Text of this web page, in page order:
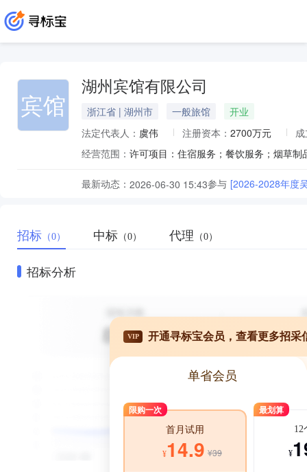
宾馆
湖州宾馆有限公司
浙江省 | 湖州市 一般旅馆
开业
法定代表人： 虞伟 注册资本： 2700万元
经营范围：
最新动态： 2026-06-30 15:43参与 [2026-2028年度
招标 （0） 中标 （0） 代理 （0）
招标分析
VIP 开通寻标宝会员，查看更多招采
单省会员
限购一次
首月试用
¥14.9 ¥39
最划算
12
¥